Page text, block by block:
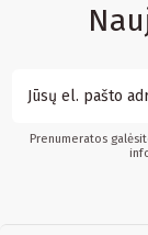
Prenumeratos